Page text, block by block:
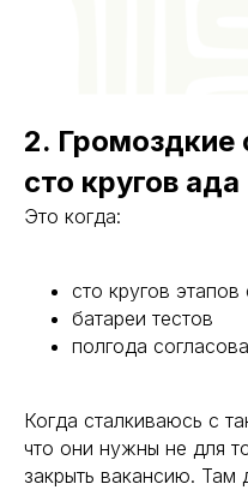
2. Громоздкие
сто кругов ада
Это когда:
сто кругов
батареи тестов
полгода
Когда сталкиваюсь с
что они нужны не для
закрыть вакансию. Там